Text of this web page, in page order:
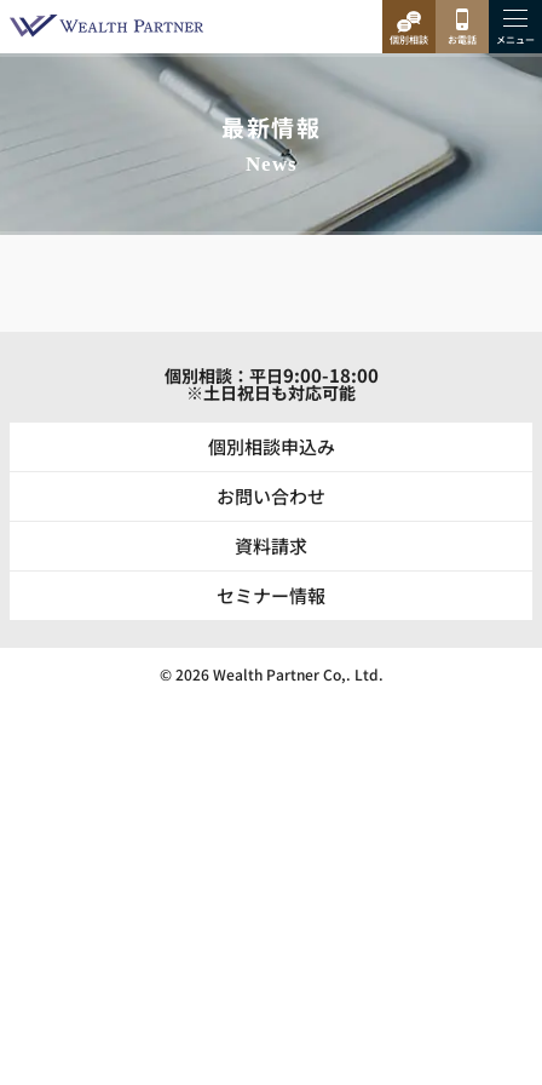
最新情報
News
個別相談：平日9:00-18:00
※土日祝日も対応可能
個別相談申込み
お問い合わせ
資料請求
セミナー情報
© 2026 Wealth Partner Co,. Ltd.